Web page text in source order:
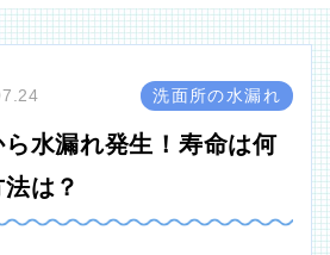
洗面所の水漏れ
水漏れ発生！寿命は何
は？